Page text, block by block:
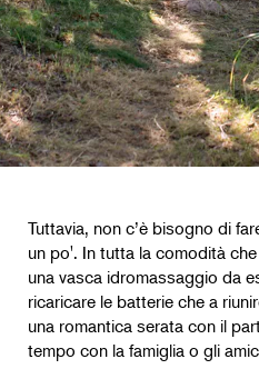
Tuttavia, non c’è bisogno di
un po'. In tutta la comodità
una vasca idromassaggio da
ricaricare le batterie che a
una romantica serata con il
tempo con la famiglia o gli